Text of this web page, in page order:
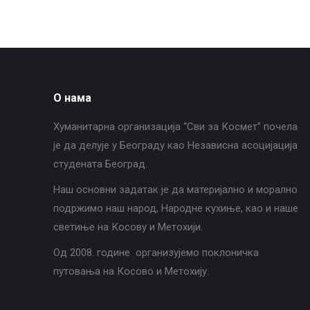
О нама
Хуманитарна организација “Сви за Космет” почела
је да делује у Београду као Независна асоцијација
студената Београд.
Наш основни задатак је да материјално и морално
подржимо наш народ, Народне кухиње, као и наше
светиње на Косову и Метохији.
Од 2008. године организујемо поклоничка
путовања на Косово и Метохију.